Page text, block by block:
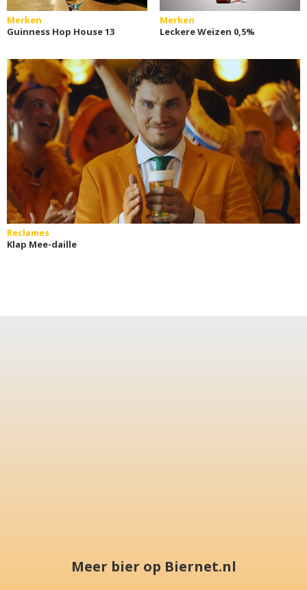
Merken
Guinness Hop House 13
Merken
Leckere Weizen 0,5%
Reclames
Klap Mee-daille
Meer bier op Biernet.nl